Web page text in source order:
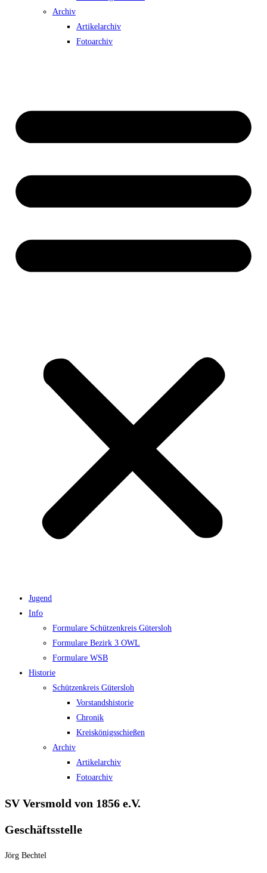
Archiv
Artikelarchiv
Fotoarchiv
Jugend
Info
Formulare Schützenkreis Gütersloh
Formulare Bezirk 3 OWL
Formulare WSB
Historie
Schützenkreis Gütersloh
Vorstandshistorie
Chronik
Kreiskönigsschießen
Archiv
Artikelarchiv
Fotoarchiv
SV Versmold von 1856 e.V.
Geschäftsstelle
Jörg Bechtel